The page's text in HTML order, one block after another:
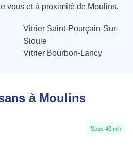
vous et à proximité de Moulins.
Vitrier Saint-Pourçain-Sur-
Sioule
Vitrier Bourbon-Lancy
à Moulins
Sous 40 min